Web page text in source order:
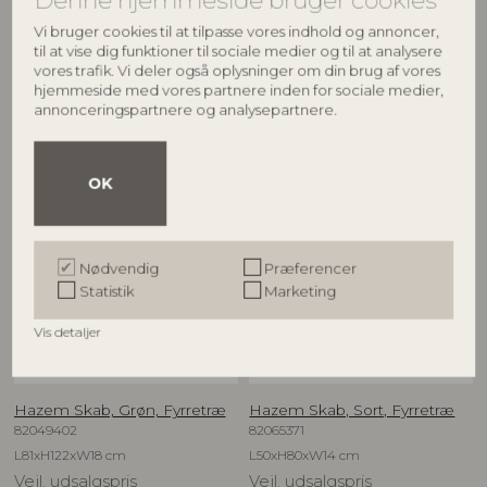
Vi bruger cookies til at tilpasse vores indhold og annoncer,
til at vise dig funktioner til sociale medier og til at analysere
vores trafik. Vi deler også oplysninger om din brug af vores
hjemmeside med vores partnere inden for sociale medier,
annonceringspartnere og analysepartnere.
OK
Nødvendig
Præferencer
Statistik
Marketing
Vis detaljer
L80xH80xW35 cm
Vejl. udsalgspris
4.299,00 DKK
L81xH91xW22 cm
Vejl. udsalgspris
3.199,00 DKK
Hazem Skab, Grøn, Fyrretræ
82049402
L81xH122xW18 cm
Vejl. udsalgspris
Hazem Skab, Sort, Fyrretræ
82065371
L50xH80xW14 cm
Vejl. udsalgspris